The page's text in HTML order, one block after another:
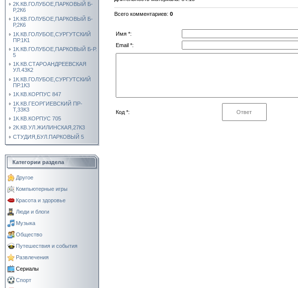
2К.КВ.ГОЛУБОЕ,ПАРКОВЫЙ Б-
Р,2К6
1К.КВ.ГОЛУБОЕ,ПАРКОВЫЙ Б-
Р,2К6
1К.КВ.ГОЛУБОЕ,СУРГУТСКИЙ
ПР.1К1
1К.КВ.ГОЛУБОЕ,ПАРКОВЫЙ Б-Р.
5
1К.КВ.СТАРОАНДРЕЕВСКАЯ
УЛ.43К2
1К.КВ.ГОЛУБОЕ,СУРГУТСКИЙ
ПР.1К3
1К.КВ.КОРПУС 847
1К.КВ.ГЕОРГИЕВСКИЙ ПР-
Т,33К3
1К.КВ.КОРПУС 705
2К.КВ.УЛ.ЖИЛИНСКАЯ,27К3
СТУДИЯ,БУЛ.ПАРКОВЫЙ 5
Категории раздела
Другое
Компьютерные игры
Красота и здоровье
Люди и блоги
Музыка
Общество
Путешествия и события
Развлечения
Сериалы
Спорт
Всего комментариев: 0
Имя *:
Email *:
Код *: